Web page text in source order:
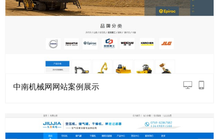
中南机械网网站案例展示